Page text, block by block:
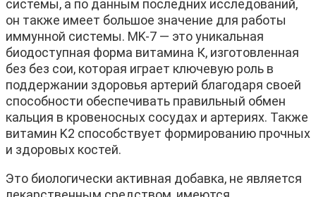
системы, а по данным последних исследований,
он также имеет большое значение для работы
иммунной системы. MK-7 — это уникальная
биодоступная форма витамина К, изготовленная
без без сои, которая играет ключевую роль в
поддержании здоровья артерий благодаря своей
способности обеспечивать правильный обмен
кальция в кровеносных сосудах и артериях. Также
витамин K2 способствует формированию прочных
и здоровых костей.
Это биологически активная добавка, не является